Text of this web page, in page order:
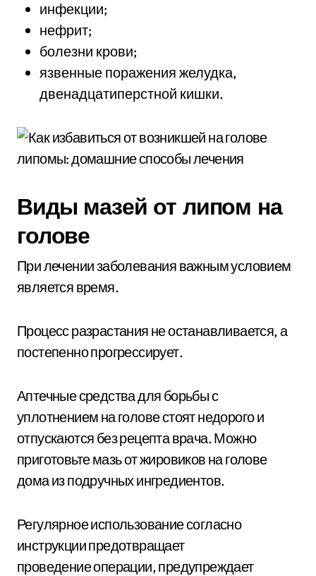
инфекции;
нефрит;
болезни крови;
язвенные поражения желудка,
двенадцатиперстной кишки.
Виды мазей от липом на
голове
При лечении заболевания важным условием
является время.
Процесс разрастания не останавливается, а
постепенно прогрессирует.
Аптечные средства для борьбы с
уплотнением на голове стоят недорого и
отпускаются без рецепта врача. Можно
приготовьте мазь от жировиков на голове
дома из подручных ингредиентов.
Регулярное использование согласно
инструкции предотвращает
проведение операции, предупреждает